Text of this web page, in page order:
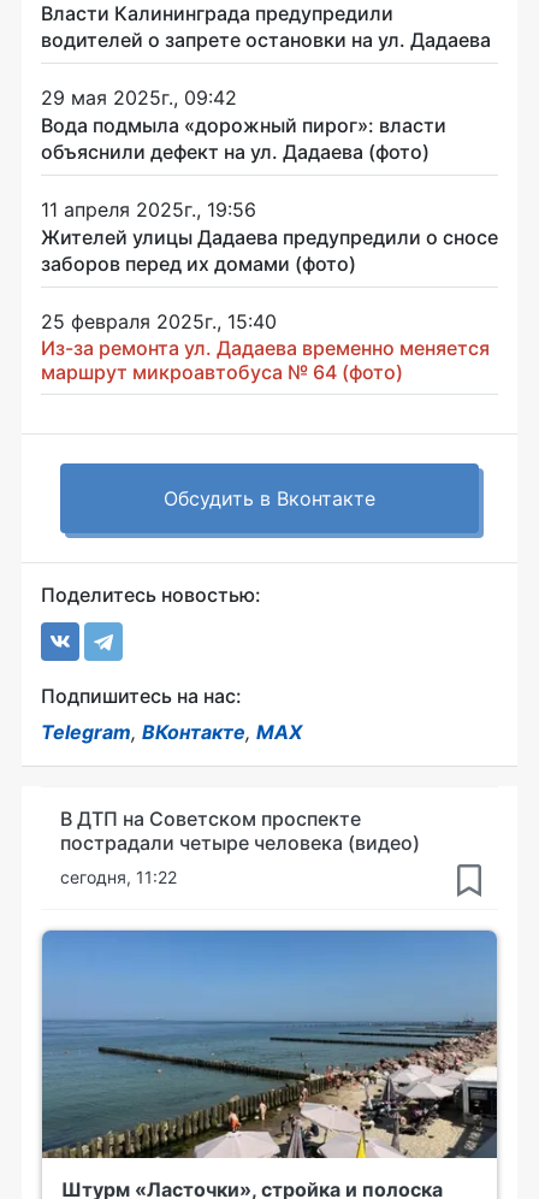
Власти Калининграда предупредили
водителей о запрете остановки на ул. Дадаева
29 мая 2025г., 09:42
Вода подмыла «дорожный пирог»: власти
объяснили дефект на ул. Дадаева (фото)
11 апреля 2025г., 19:56
Жителей улицы Дадаева предупредили о сносе
заборов перед их домами (фото)
25 февраля 2025г., 15:40
Из-за ремонта ул. Дадаева временно меняется
маршрут микроавтобуса № 64 (фото)
Обсудить в Вконтакте
Поделитесь новостью:
Подпишитесь на нас:
Telegram, ВКонтакте, MAX
В ДТП на Советском проспекте
пострадали четыре человека (видео)
сегодня, 11:22
Штурм «Ласточки», стройка и полоска